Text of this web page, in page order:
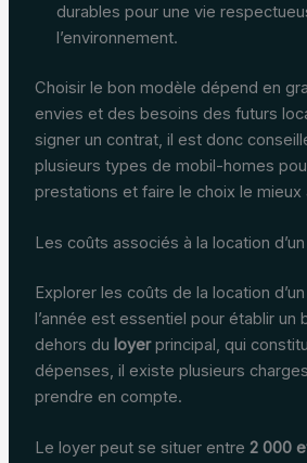
durables pour une vie
l’environnement.
Choisir le bon modèle dépend en
envies et des besoins des futurs
signer un contrat, il est donc
plusieurs types de mobil-homes
prestations et faire le choix le mieux
Les coûts associés à la location
Explorer les coûts de la location
l’année est essentiel pour établir un
dehors du loyerprincipal, qui
dépenses, il existe plusieurs
prendre en compte.
Le loyer peut se situer entre 2 000